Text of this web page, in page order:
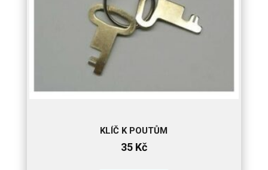
KLÍČ K POUTŮM
35 Kč